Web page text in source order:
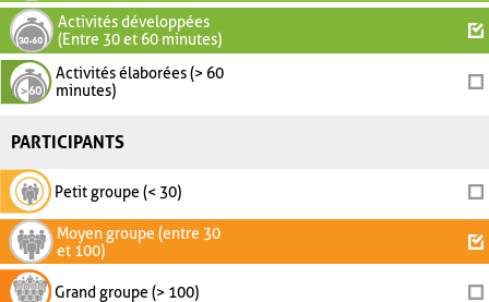
Activités développées
(Entre 30 et 60 minutes)
Activités élaborées (> 60
minutes)
PARTICIPANTS
Petit groupe (< 30)
Moyen groupe (entre 30
et 100)
Grand groupe (> 100)